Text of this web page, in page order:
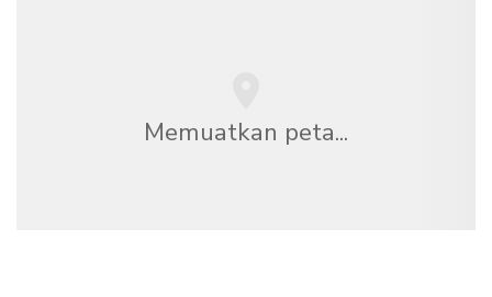
Memuatkan peta...